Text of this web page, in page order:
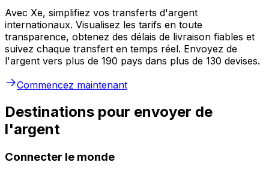
Avec Xe, simplifiez vos transferts d'argent
internationaux. Visualisez les tarifs en toute
transparence, obtenez des délais de livraison fiables et
suivez chaque transfert en temps réel. Envoyez de
l'argent vers plus de 190 pays dans plus de 130 devises.
Commencez maintenant
Destinations pour envoyer de
l'argent
Connecter le monde